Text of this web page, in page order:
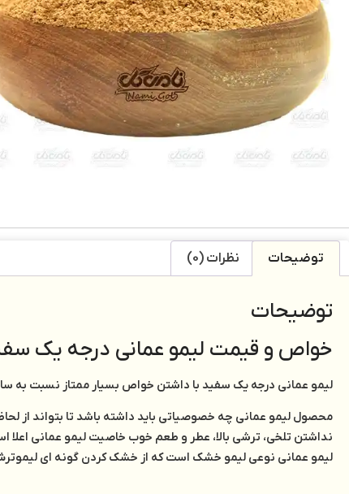
توضیحات نظرات (0)
توضیحات
خواص و قیمت لیمو عمانی درجه یک
لیمو عمانی درجه یک سفید با داشتن خواص بسیار ممتاز نسبت به
محصول لیمو عمانی چه خصوصیاتی باید داشته باشد تا بتواند از
نداشتن تلخی، ترشی بالا، عطر و طعم خوب خاصیت لیمو عمانی اعلا
لیمو عمانی نوعی لیمو خشک است که از خشک کردن گونه ای